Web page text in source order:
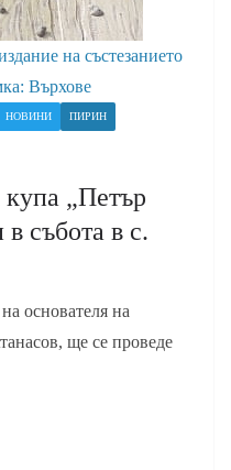
на състезанието
Върхове
НОВИНИ ПИРИН
„Петър
събота в с.
основателя на
ще се проведе